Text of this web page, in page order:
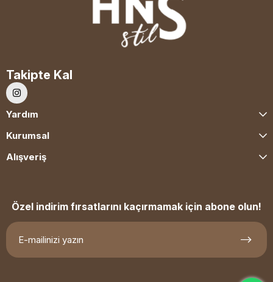
Takipte Kal
Yardım
Kurumsal
Alışveriş
Özel indirim fırsatlarını kaçırmamak için abone olun!